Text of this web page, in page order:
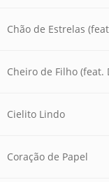
Chão de Estrelas
Cheiro de Filho (feat.
Cielito Lindo
Coração de Papel